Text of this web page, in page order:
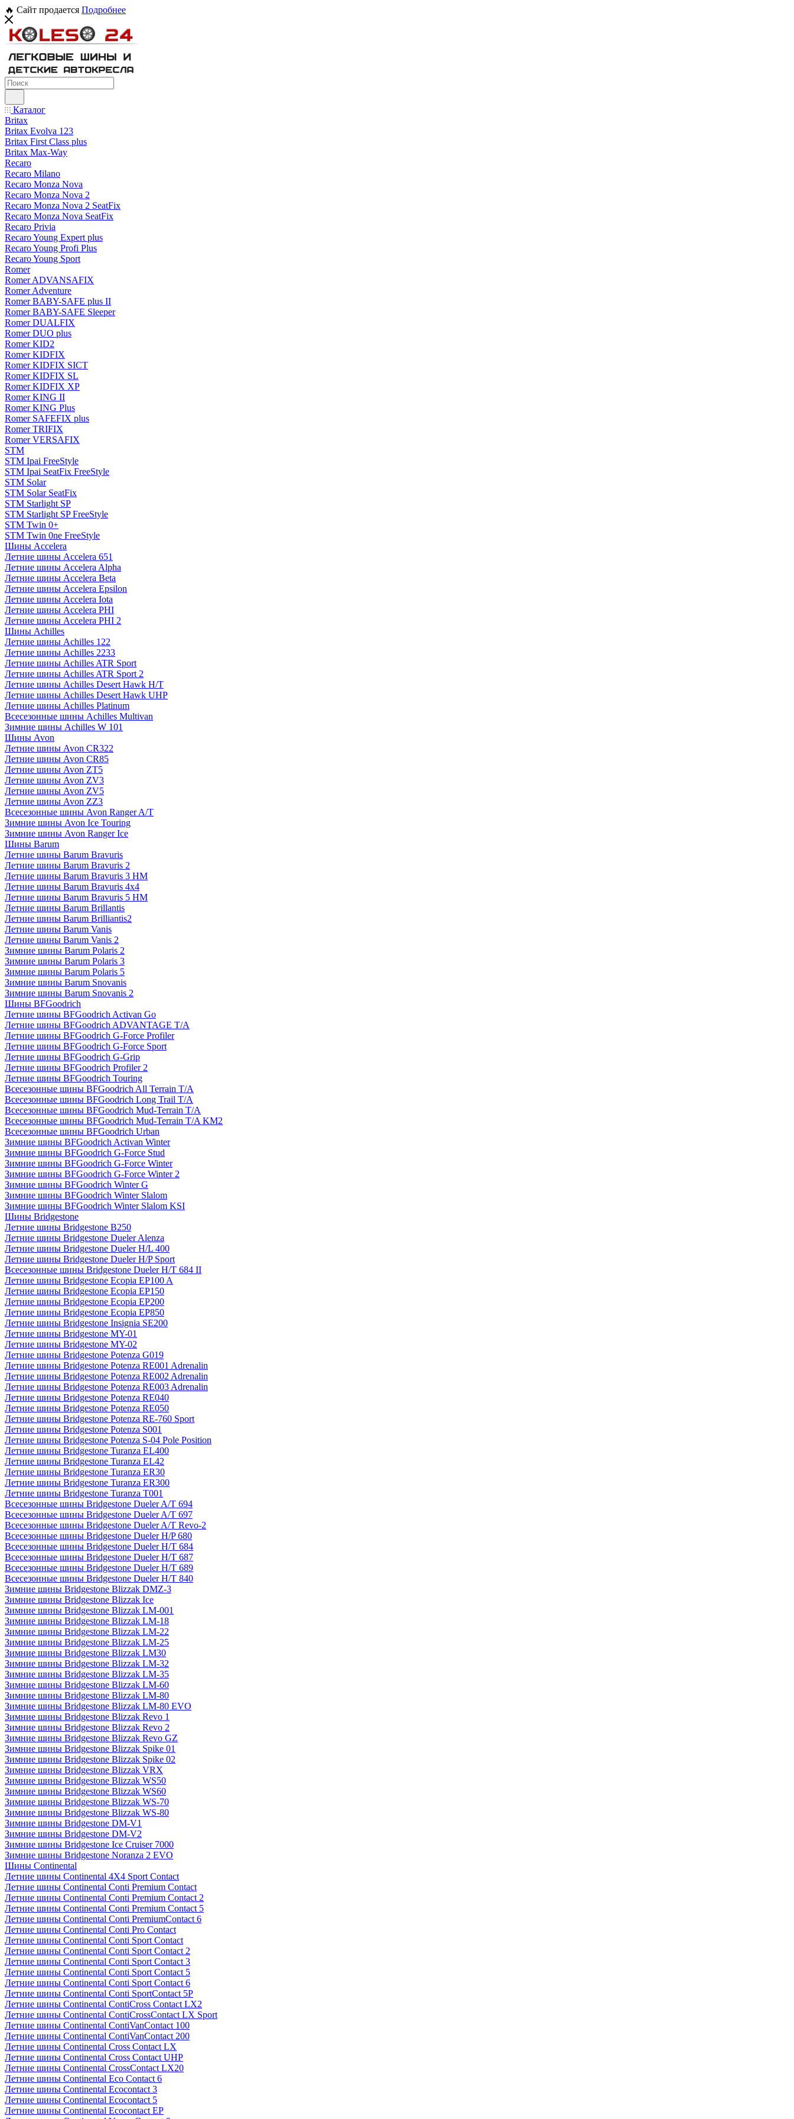
🔥 Сайт продается Подробнее
Каталог
Britax
Britax Evolva 123
Britax First Class plus
Britax Max-Way
Recaro
Recaro Milano
Recaro Monza Nova
Recaro Monza Nova 2
Recaro Monza Nova 2 SeatFix
Recaro Monza Nova SeatFix
Recaro Privia
Recaro Young Expert plus
Recaro Young Profi Plus
Recaro Young Sport
Romer
Romer ADVANSAFIX
Romer Adventure
Romer BABY-SAFE plus II
Romer BABY-SAFE Sleeper
Romer DUALFIX
Romer DUO plus
Romer KID2
Romer KIDFIX
Romer KIDFIX SICT
Romer KIDFIX SL
Romer KIDFIX XP
Romer KING II
Romer KING Plus
Romer SAFEFIX plus
Romer TRIFIX
Romer VERSAFIX
STM
STM Ipai FreeStyle
STM Ipai SeatFix FreeStyle
STM Solar
STM Solar SeatFix
STM Starlight SP
STM Starlight SP FreeStyle
STM Twin 0+
STM Twin 0ne FreeStyle
Шины Accelera
Летние шины Accelera 651
Летние шины Accelera Alpha
Летние шины Accelera Beta
Летние шины Accelera Epsilon
Летние шины Accelera Iota
Летние шины Accelera PHI
Летние шины Accelera PHI 2
Шины Achilles
Летние шины Achilles 122
Летние шины Achilles 2233
Летние шины Achilles ATR Sport
Летние шины Achilles ATR Sport 2
Летние шины Achilles Desert Hawk H/T
Летние шины Achilles Desert Hawk UHP
Летние шины Achilles Platinum
Всесезонные шины Achilles Multivan
Зимние шины Achilles W 101
Шины Avon
Летние шины Avon CR322
Летние шины Avon CR85
Летние шины Avon ZT5
Летние шины Avon ZV3
Летние шины Avon ZV5
Летние шины Avon ZZ3
Всесезонные шины Avon Ranger A/T
Зимние шины Avon Ice Touring
Зимние шины Avon Ranger Ice
Шины Barum
Летние шины Barum Bravuris
Летние шины Barum Bravuris 2
Летние шины Barum Bravuris 3 HM
Летние шины Barum Bravuris 4х4
Летние шины Barum Bravuris 5 HM
Летние шины Barum Brillantis
Летние шины Barum Brilliantis2
Летние шины Barum Vanis
Летние шины Barum Vanis 2
Зимние шины Barum Polaris 2
Зимние шины Barum Polaris 3
Зимние шины Barum Polaris 5
Зимние шины Barum Snovanis
Зимние шины Barum Snovanis 2
Шины BFGoodrich
Летние шины BFGoodrich Activan Go
Летние шины BFGoodrich ADVANTAGE T/A
Летние шины BFGoodrich G-Force Profiler
Летние шины BFGoodrich G-Force Sport
Летние шины BFGoodrich G-Grip
Летние шины BFGoodrich Profiler 2
Летние шины BFGoodrich Touring
Всесезонные шины BFGoodrich All Terrain T/A
Всесезонные шины BFGoodrich Long Trail T/A
Всесезонные шины BFGoodrich Mud-Terrain T/A
Всесезонные шины BFGoodrich Mud-Terrain T/A KM2
Всесезонные шины BFGoodrich Urban
Зимние шины BFGoodrich Activan Winter
Зимние шины BFGoodrich G-Force Stud
Зимние шины BFGoodrich G-Force Winter
Зимние шины BFGoodrich G-Force Winter 2
Зимние шины BFGoodrich Winter G
Зимние шины BFGoodrich Winter Slalom
Зимние шины BFGoodrich Winter Slalom KSI
Шины Bridgestone
Летние шины Bridgestone B250
Летние шины Bridgestone Dueler Alenza
Летние шины Bridgestone Dueler H/L 400
Летние шины Bridgestone Dueler H/P Sport
Всесезонные шины Bridgestone Dueler H/T 684 II
Летние шины Bridgestone Ecopia EP100 A
Летние шины Bridgestone Ecopia EP150
Летние шины Bridgestone Ecopia EP200
Летние шины Bridgestone Ecopia EP850
Летние шины Bridgestone Insignia SE200
Летние шины Bridgestone MY-01
Летние шины Bridgestone MY-02
Летние шины Bridgestone Potenza G019
Летние шины Bridgestone Potenza RE001 Adrenalin
Летние шины Bridgestone Potenza RE002 Adrenalin
Летние шины Bridgestone Potenza RE003 Adrenalin
Летние шины Bridgestone Potenza RE040
Летние шины Bridgestone Potenza RE050
Летние шины Bridgestone Potenza RE-760 Sport
Летние шины Bridgestone Potenza S001
Летние шины Bridgestone Potenza S-04 Pole Position
Летние шины Bridgestone Turanza EL400
Летние шины Bridgestone Turanza EL42
Летние шины Bridgestone Turanza ER30
Летние шины Bridgestone Turanza ER300
Летние шины Bridgestone Turanza T001
Всесезонные шины Bridgestone Dueler A/T 694
Всесезонные шины Bridgestone Dueler A/T 697
Всесезонные шины Bridgestone Dueler A/T Revo-2
Всесезонные шины Bridgestone Dueler H/P 680
Всесезонные шины Bridgestone Dueler H/T 684
Всесезонные шины Bridgestone Dueler H/T 687
Всесезонные шины Bridgestone Dueler H/T 689
Всесезонные шины Bridgestone Dueler H/T 840
Зимние шины Bridgestone Blizzak DMZ-3
Зимние шины Bridgestone Blizzak Ice
Зимние шины Bridgestone Blizzak LM-001
Зимние шины Bridgestone Blizzak LM-18
Зимние шины Bridgestone Blizzak LM-22
Зимние шины Bridgestone Blizzak LM-25
Зимние шины Bridgestone Blizzak LM30
Зимние шины Bridgestone Blizzak LM-32
Зимние шины Bridgestone Blizzak LM-35
Зимние шины Bridgestone Blizzak LM-60
Зимние шины Bridgestone Blizzak LM-80
Зимние шины Bridgestone Blizzak LM-80 EVO
Зимние шины Bridgestone Blizzak Revo 1
Зимние шины Bridgestone Blizzak Revo 2
Зимние шины Bridgestone Blizzak Revo GZ
Зимние шины Bridgestone Blizzak Spike 01
Зимние шины Bridgestone Blizzak Spike 02
Зимние шины Bridgestone Blizzak VRX
Зимние шины Bridgestone Blizzak WS50
Зимние шины Bridgestone Blizzak WS60
Зимние шины Bridgestone Blizzak WS-70
Зимние шины Bridgestone Blizzak WS-80
Зимние шины Bridgestone DM-V1
Зимние шины Bridgestone DM-V2
Зимние шины Bridgestone Ice Cruiser 7000
Зимние шины Bridgestone Noranza 2 EVO
Шины Continental
Летние шины Continental 4X4 Sport Contact
Летние шины Continental Conti Premium Contact
Летние шины Continental Conti Premium Contact 2
Летние шины Continental Conti Premium Contact 5
Летние шины Continental Conti PremiumContact 6
Летние шины Continental Conti Pro Contact
Летние шины Continental Conti Sport Contact
Летние шины Continental Conti Sport Contact 2
Летние шины Continental Conti Sport Contact 3
Летние шины Continental Conti Sport Contact 5
Летние шины Continental Conti Sport Contact 6
Летние шины Continental Conti SportContact 5P
Летние шины Continental ContiCross Contact LX2
Летние шины Continental ContiCrossContact LX Sport
Летние шины Continental ContiVanContact 100
Летние шины Continental ContiVanContact 200
Летние шины Continental Cross Contact LX
Летние шины Continental Cross Contact UHP
Летние шины Continental CrossContact LX20
Летние шины Continental Eco Contact 6
Летние шины Continental Ecocontact 3
Летние шины Continental Ecocontact 5
Летние шины Continental Ecocontact EP